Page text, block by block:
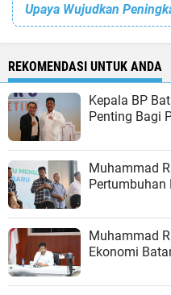
REKOMENDASI UNTUK ANDA
Kepala BP
Penting Bagi
Muhammad
Pertumbuhan
Muhammad
Ekonomi